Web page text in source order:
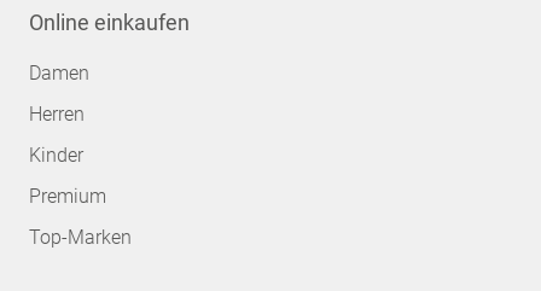
Online einkaufen
Damen
Herren
Kinder
Premium
Top-Marken